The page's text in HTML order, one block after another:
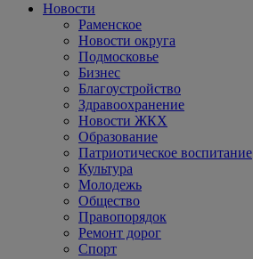
Новости
Раменское
Новости округа
Подмосковье
Бизнес
Благоустройство
Здравоохранение
Новости ЖКХ
Образование
Патриотическое воспитание
Культура
Молодежь
Общество
Правопорядок
Ремонт дорог
Спорт